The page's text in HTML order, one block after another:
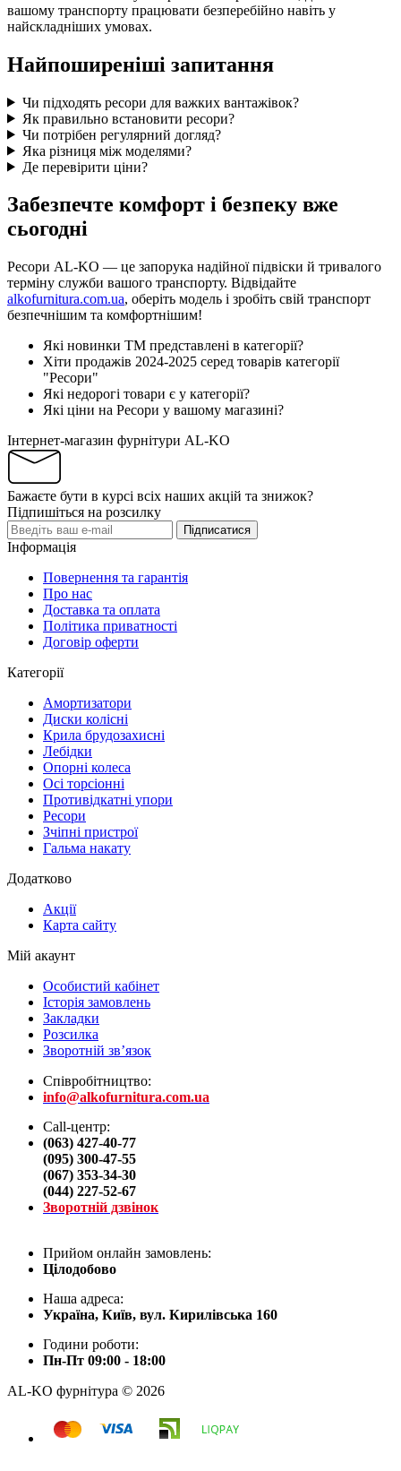
вашому транспорту працювати безперебійно навіть у
найскладніших умовах.
Найпоширеніші запитання
Чи підходять ресори для важких вантажівок?
Як правильно встановити ресори?
Чи потрібен регулярний догляд?
Яка різниця між моделями?
Де перевірити ціни?
Забезпечте комфорт і безпеку вже
сьогодні
Ресори AL-KO — це запорука надійної підвіски й тривалого
терміну служби вашого транспорту. Відвідайте
alkofurnitura.com.ua, оберіть модель і зробіть свій транспорт
безпечнішим та комфортнішим!
Які новинки ТМ представлені в категорії?
Хіти продажів 2024-2025 серед товарів категорії
"Ресори"
Які недорогі товари є у категорії?
Які ціни на Ресори у вашому магазині?
Інтернет-магазин фурнітури AL-KO
Бажаєте бути в курсі всіх наших акцій та знижок?
Підпишіться на розсилку
Підписатися
Інформація
Повернення та гарантія
Про нас
Доставка та оплата
Політика приватності
Договір оферти
Категорії
Амортизатори
Диски колісні
Крила брудозахисні
Лебідки
Опорні колеса
Осі торсіонні
Противідкатні упори
Ресори
Зчіпні пристрої
Гальма накату
Додатково
Акції
Карта сайту
Мій акаунт
Особистий кабінет
Історія замовлень
Закладки
Розсилка
Зворотній зв’язок
Співробітництво:
info@alkofurnitura.com.ua
Call-центр:
(063) 427-40-77
(095) 300-47-55
(067) 353-34-30
(044) 227-52-67
Зворотній дзвінок
Прийом онлайн замовлень:
Цілодобово
Наша адреса:
Україна, Київ, вул. Кирилівська 160
Години роботи:
Пн-Пт 09:00 - 18:00
AL-KO фурнітура © 2026